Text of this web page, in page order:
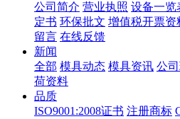
公司简介 营业执照 设备一览
定书 环保批文 增值税开票资
留言 在线反馈
新闻
全部 模具动态 模具资讯 公
荷资料
品质
ISO9001:2008证书 注册商标